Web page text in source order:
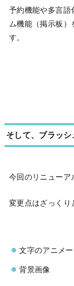
予約機能や多言語
ム機能（掲示板
す。
そして、ブラッ
今回のリニューア
変更点はざっくり
文字のアニメ
背景画像